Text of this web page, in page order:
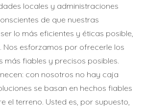
locales y administraciones
de que nuestras
lo más eficientes y éticas posible,
Nos esforzamos por ofrecerle los
más fiables y precisos posibles.
con nosotros no hay caja
se basan en hechos fiables
el terreno. Usted es, por supuesto,